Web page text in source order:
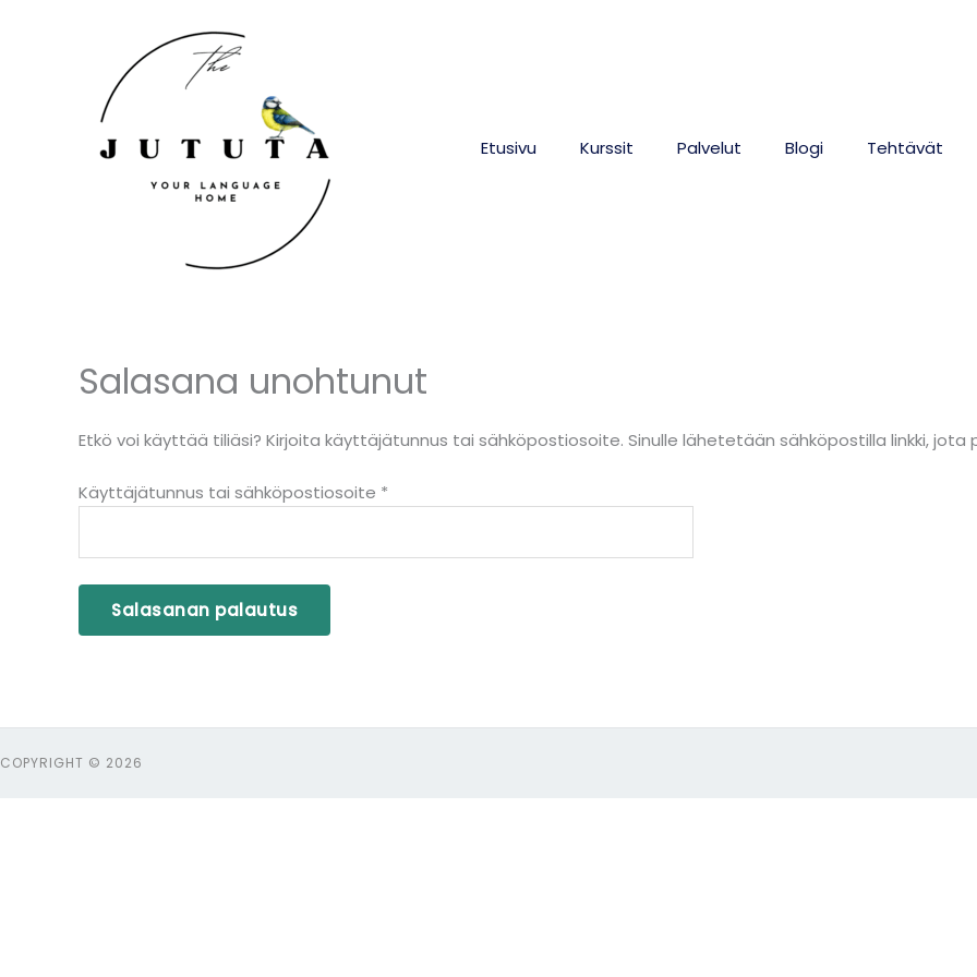
Etusivu Kurssit Palvelut Blogi Tehtävät
Salasana unohtunut
Etkö voi käyttää tiliäsi? Kirjoita käyttäjätunnus tai sähköpostiosoite. Sinulle lähetetään sähköpostilla linkki,
Käyttäjätunnus tai sähköpostiosoite *
Vaaditaan
Salasanan palautus
COPYRIGHT © 2026